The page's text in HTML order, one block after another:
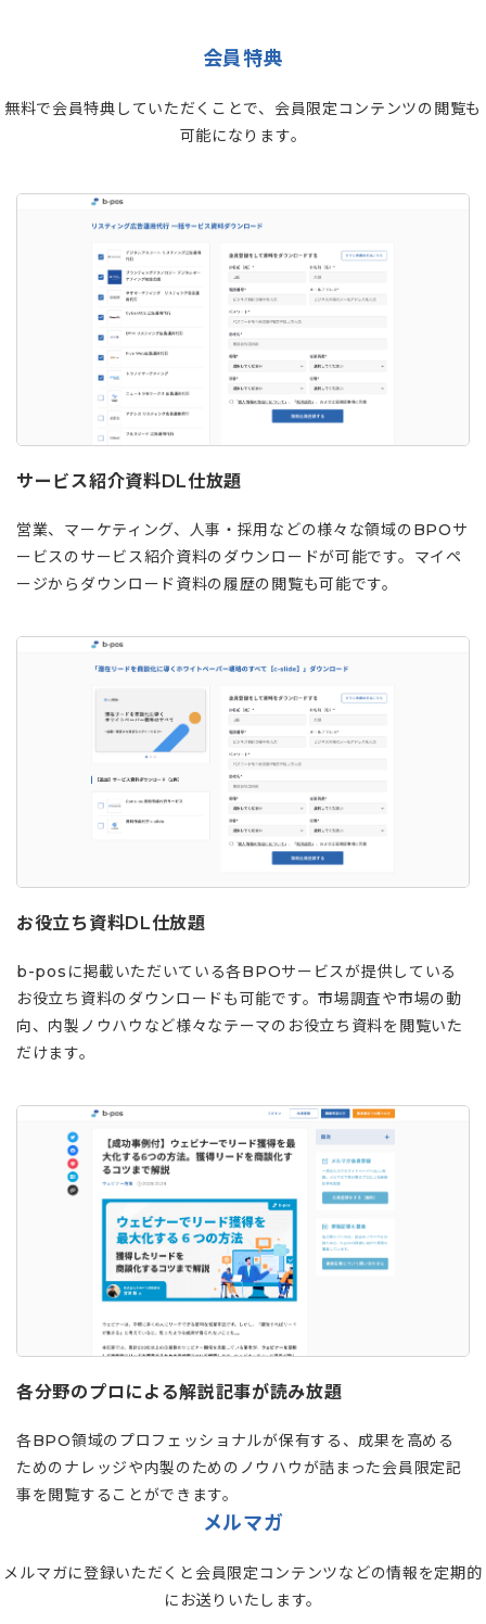
会員特典
無料で会員特典していただくことで、会員限定コンテンツの閲覧も
可能になります。
サービス紹介資料DL仕放題
営業、マーケティング、人事・採用などの様々な領域のBPOサ
ービスのサービス紹介資料のダウンロードが可能です。マイペ
ージからダウンロード資料の履歴の閲覧も可能です。
お役立ち資料DL仕放題
b-posに掲載いただいている各BPOサービスが提供している
お役立ち資料のダウンロードも可能です。市場調査や市場の動
向、内製ノウハウなど様々なテーマのお役立ち資料を閲覧いた
だけます。
各分野のプロによる解説記事が読み放題
各BPO領域のプロフェッショナルが保有する、成果を高める
ためのナレッジや内製のためのノウハウが詰まった会員限定記
事を閲覧することができます。
メルマガ
メルマガに登録いただくと会員限定コンテンツなどの情報を定期的
にお送りいたします。